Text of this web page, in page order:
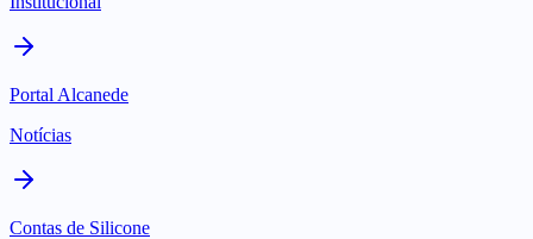
Portal Alcanede
Notícias
Contas de Silicone